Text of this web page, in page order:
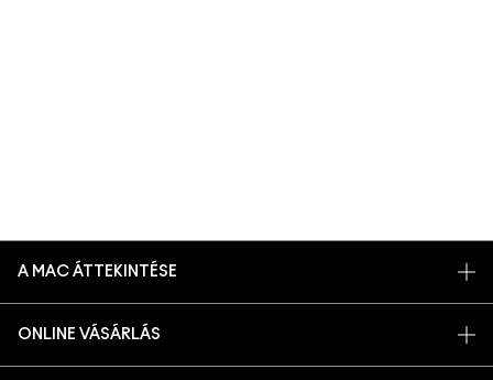
A MAC ÁTTEKINTÉSE
MŰVÉSZET
ONLINE VÁSÁRLÁS